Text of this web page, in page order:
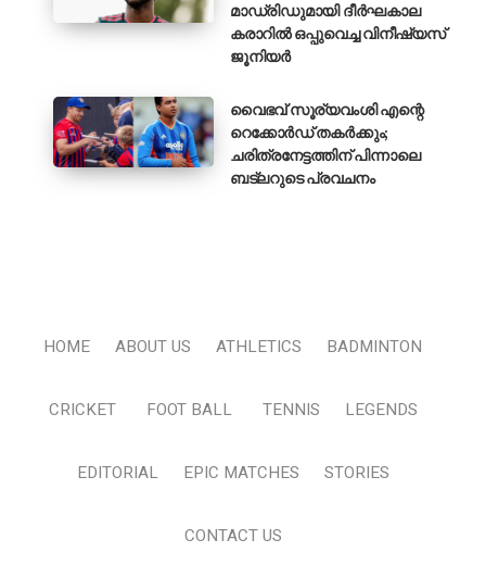
മാഡ്രിഡുമായി ദീർഘകാല
കരാറിൽ ഒപ്പുവെച്ച വിനീഷ്യസ്
ജൂനിയർ
വൈഭവ് സൂര്യവംശി എന്റെ
റെക്കോർഡ് തകർക്കും;
ചരിത്രനേട്ടത്തിന് പിന്നാലെ
ബട്‌ലറുടെ പ്രവചനം
HOME ABOUT US ATHLETICS BADMINTON
CRICKET FOOT BALL TENNIS LEGENDS
EDITORIAL EPIC MATCHES STORIES
CONTACT US